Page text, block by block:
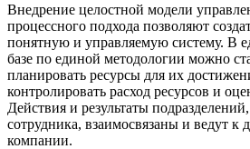
Внедрение целостной модели
процессного подхода позволяют
понятную и управляемую систему. В
базе по единой методологии можно
планировать ресурсы для их
контролировать расход ресурсов и
Действия и результаты
сотрудника, взаимосвязаны и ведут к
компании.